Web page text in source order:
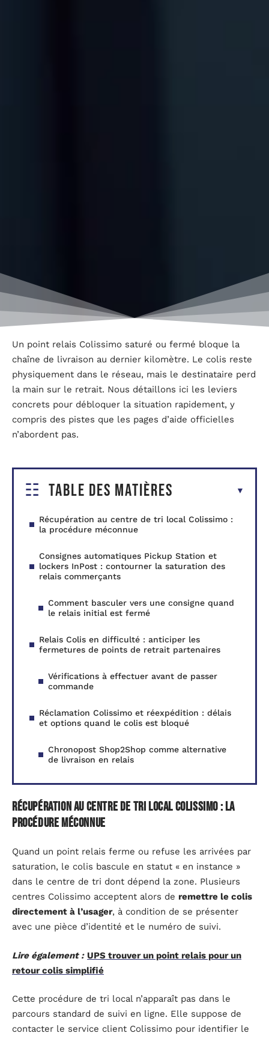
Un point relais Colissimo saturé ou fermé bloque la
chaîne de livraison au dernier kilomètre. Le colis reste
physiquement dans le réseau, mais le destinataire perd
la main sur le retrait. Nous détaillons ici les leviers
concrets pour débloquer la situation rapidement, y
compris des pistes que les pages d’aide officielles
n’abordent pas.
Table des matières
Récupération au centre de tri local Colissimo :
la procédure méconnue
Consignes automatiques Pickup Station et
lockers InPost : contourner la saturation des
relais commerçants
Comment basculer vers une consigne quand
le relais initial est fermé
Relais Colis en difficulté : anticiper les
fermetures de points de retrait partenaires
Vérifications à effectuer avant de passer
commande
Réclamation Colissimo et réexpédition : délais
et options quand le colis est bloqué
Chronopost Shop2Shop comme alternative
de livraison en relais
Récupération au centre de tri local Colissimo : la
procédure méconnue
Quand un point relais ferme ou refuse les arrivées par
saturation, le colis bascule en statut « en instance »
dans le centre de tri dont dépend la zone. Plusieurs
centres Colissimo acceptent alors de remettre le colis
directement à l’usager, à condition de se présenter
avec une pièce d’identité et le numéro de suivi.
Lire également : UPS trouver un point relais pour un
retour colis simplifié
Cette procédure de tri local n’apparaît pas dans le
parcours standard de suivi en ligne. Elle suppose de
contacter le service client Colissimo pour identifier le